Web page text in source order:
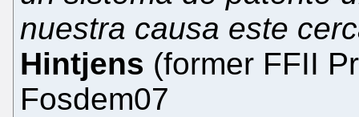
nuestra causa este
Hintjens (former FFII
Fosdem07